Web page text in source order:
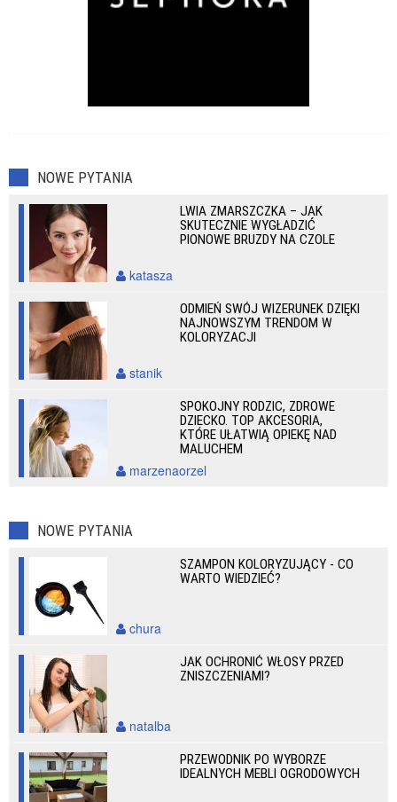
NOWE PYTANIA
LWIA ZMARSZCZKA – JAK
SKUTECZNIE WYGŁADZIĆ
PIONOWE BRUZDY NA CZOLE
katasza
ODMIEŃ SWÓJ WIZERUNEK DZIĘKI
NAJNOWSZYM TRENDOM W
KOLORYZACJI
stanik
SPOKOJNY RODZIC, ZDROWE
DZIECKO. TOP AKCESORIA,
KTÓRE UŁATWIĄ OPIEKĘ NAD
MALUCHEM
marzenaorzel
NOWE PYTANIA
SZAMPON KOLORYZUJĄCY - CO
WARTO WIEDZIEĆ?
chura
JAK OCHRONIĆ WŁOSY PRZED
ZNISZCZENIAMI?
natalba
PRZEWODNIK PO WYBORZE
IDEALNYCH MEBLI OGRODOWYCH